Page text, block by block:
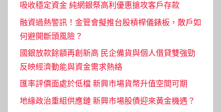
吸收穩定資金 純網銀祭高利優惠搶攻客戶存款
融資過熱警訊！金管會擬推台股槓桿儀錶板，散戶如
何避開斷頭風險？
國銀放款餘額再創新高 民企備貨與個人借貸雙強勁
反映經濟動能與資金需求熱絡
匯率評價面處於低檔 新興市場貨幣升值空間可期
地緣政治重組供應鏈 新興市場股債迎來黃金機遇？